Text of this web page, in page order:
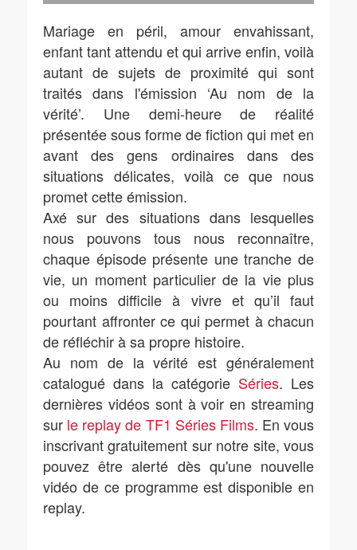
Mariage en péril, amour envahissant,
enfant tant attendu et qui arrive enfin, voilà
autant de sujets de proximité qui sont
traités dans l'émission ‘Au nom de la
vérité’. Une demi-heure de réalité
présentée sous forme de fiction qui met en
avant des gens ordinaires dans des
situations délicates, voilà ce que nous
promet cette émission.
Axé sur des situations dans lesquelles
nous pouvons tous nous reconnaître,
chaque épisode présente une tranche de
vie, un moment particulier de la vie plus
ou moins difficile à vivre et qu’il faut
pourtant affronter ce qui permet à chacun
de réfléchir à sa propre histoire.
Au nom de la vérité est généralement
catalogué dans la catégorie Séries. Les
dernières vidéos sont à voir en streaming
sur le replay de TF1 Séries Films. En vous
inscrivant gratuitement sur notre site, vous
pouvez être alerté dès qu'une nouvelle
vidéo de ce programme est disponible en
replay.